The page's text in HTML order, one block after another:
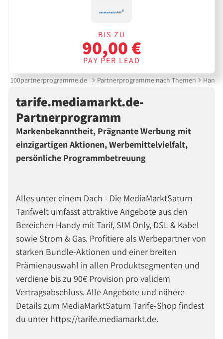
BIS ZU
90,00 €
PAY PER LEAD
100partnerprogramme.de Partnerprogramme nach Themen
tarife.mediamarkt.de-
Partnerprogramm
Markenbekanntheit, Prägnante Werbung mit
einzigartigen Aktionen, Werbemittelvielfalt,
persönliche Programmbetreuung
Alles unter einem Dach - Die MediaMarktSaturn
Tarifwelt umfasst attraktive Angebote aus den
Bereichen Handy mit Tarif, SIM Only, DSL & Kabel
sowie Strom & Gas. Profitiere als Werbepartner von
starken Bundle-Aktionen und einer breiten
Prämienauswahl in allen Produktsegmenten und
verdiene bis zu 90€ Provision pro validem
Vertragsabschluss. Alle Angebote und nähere
Details zum MediaMarktSaturn Tarife-Shop findest
du unter https://tarife.mediamarkt.de.